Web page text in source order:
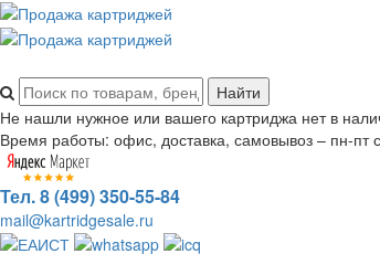
Не нашли нужное или вашего картриджа нет в
Время работы: офис, доставка, самовывоз – пн-пт
Тел. 8 (499) 350-55-84
mail@kartridgesale.ru